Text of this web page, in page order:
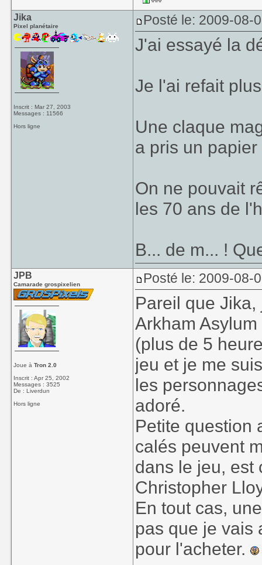
Jika
Pixel planétaire
Inscrit : Mar 27, 2003
Messages : 11566
Hors ligne
Posté le: 2009-08-
J'ai essayé la
Je l'ai refait
Une claque
a pris un
On ne pouvait
les 70 ans de
B... de m... !
JPB
Camarade grospixelien
Joue àTron 2.0
Inscrit : Apr 25, 2002
Messages : 3525
De : Liverdun
Hors ligne
Posté le: 2009-08-
Pareil que
Arkham
(plus de 5
jeu et je me
les
adoré.
Petite question
calés peuvent
dans le jeu, est
Christopher
En tout cas,
pas que je vais
pour l'acheter.